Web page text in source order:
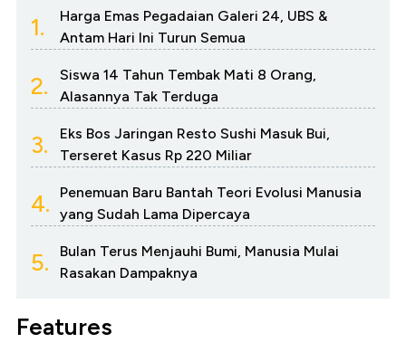
1.
Harga Emas Pegadaian Galeri 24, UBS &
Antam Hari Ini Turun Semua
2.
Siswa 14 Tahun Tembak Mati 8 Orang,
Alasannya Tak Terduga
3.
Eks Bos Jaringan Resto Sushi Masuk Bui,
Terseret Kasus Rp 220 Miliar
4.
Penemuan Baru Bantah Teori Evolusi Manusia
yang Sudah Lama Dipercaya
5.
Bulan Terus Menjauhi Bumi, Manusia Mulai
Rasakan Dampaknya
Features